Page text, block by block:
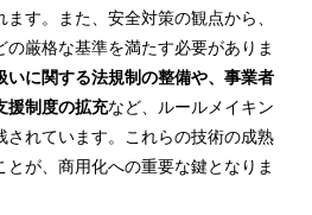
す。また、安全対策の観点から、
厳格な基準を満たす必要がありま
いに関する法規制の整備や、事業者
援制度の拡充など、ルールメイキン
されています。これらの技術の成熟
が、商用化への重要な鍵となりま